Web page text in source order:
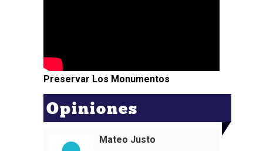
Preservar Los Monumentos
Opiniones
Mateo Justo